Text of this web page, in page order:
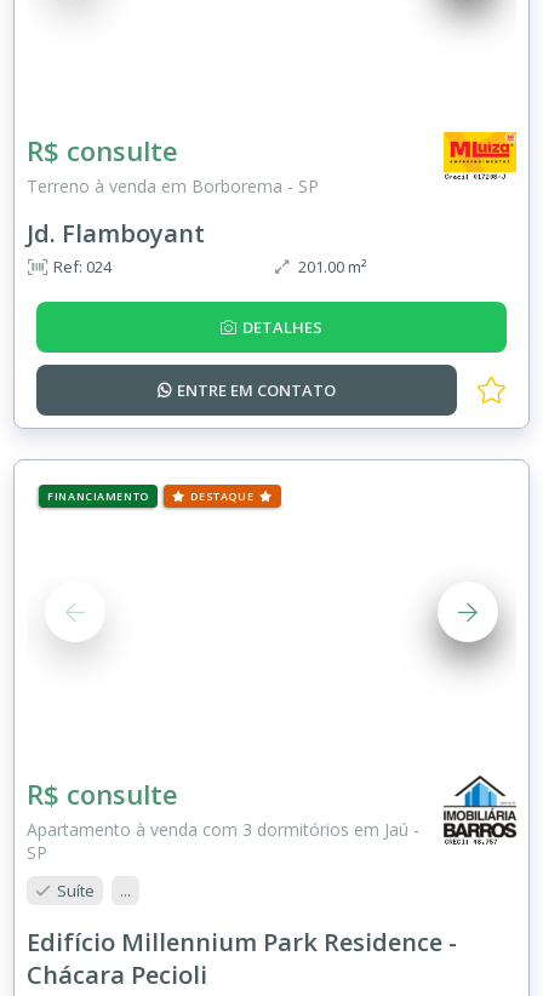
R$ consulte
Terreno à venda em Borborema - SP
Jd. Flamboyant
Ref: 024 201.00 m²
DETALHES
ENTRE EM CONTATO
FINANCIAMENTO DESTAQUE
R$ consulte
Apartamento à venda com 3 dormitórios em Jaú -
SP
Suíte ...
Edifício Millennium Park Residence -
Chácara Pecioli